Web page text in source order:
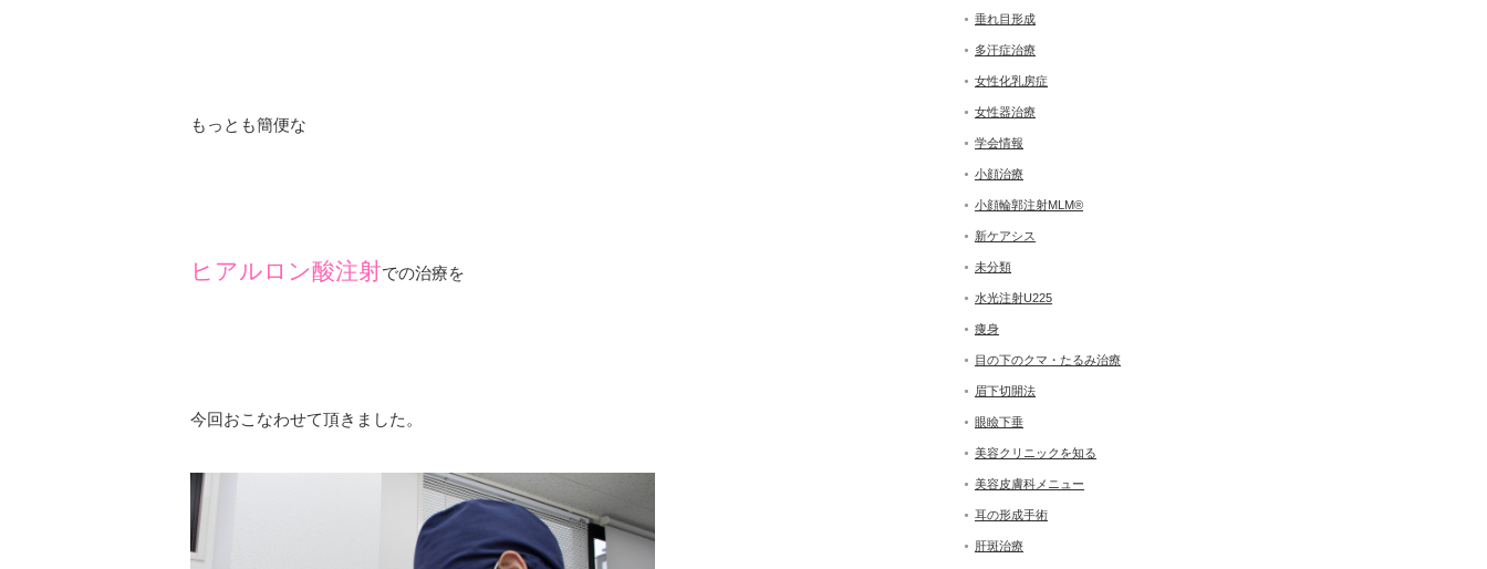
もっとも簡便な
ヒアルロン酸注射での治療を
今回おこなわせて頂きました。
垂れ目形成
多汗症治療
女性化乳房症
女性器治療
学会情報
小顔治療
小顔輪郭注射MLM®
新ケアシス
未分類
水光注射U225
痩身
目の下のクマ・たるみ治療
眉下切開法
眼瞼下垂
美容クリニックを知る
美容皮膚科メニュー
耳の形成手術
肝斑治療